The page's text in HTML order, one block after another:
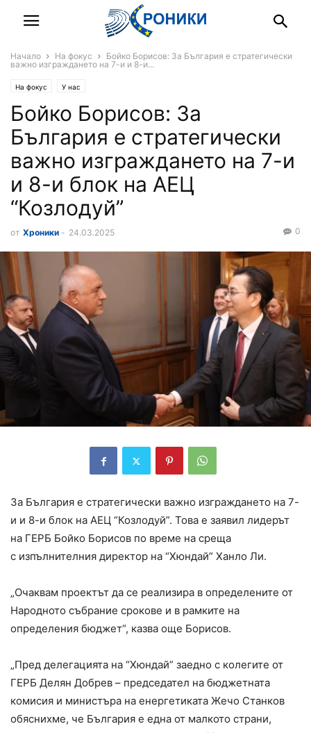
Начало На фокус
Бойко Борисов: За България е стратегически
важно изграждането на 7-и и 8-и...
На фокус У нас
Бойко Борисов: За
България е стратегически
важно изграждането на 7-и
и 8-и блок на АЕЦ
“Козлодуй”
от Хроники - 24.03.2025 0
За България е стратегически важно изграждането на 7-
и и 8-и блок на АЕЦ “Козлодуй”. Това е заявил лидерът
на ГЕРБ Бойко Борисов по време на среща
с изпълнителния директор на “Хюндай” Ханло Ли.
„Очаквам проектът да се реализира в определените от
Народното събрание срокове и в рамките на
определения бюджет“, казва още Борисов.
„Пред делегацията на “Хюндай” заедно с колегите от
ГЕРБ Делян Добрев – председател на бюджетната
комисия и министъра на енергетиката Жечо Станков
обяснихме, че България е една от малкото страни,